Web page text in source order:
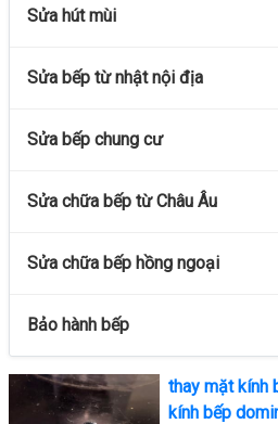
Sửa hút mùi
Sửa bếp từ nhật nội địa
Sửa bếp chung cư
Sửa chữa bếp từ Châu Âu
Sửa chữa bếp hồng ngoại
Bảo hành bếp
thay mặt kính
kính bếp